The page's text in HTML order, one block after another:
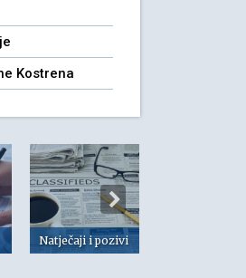
Kostrena
Natječaji i pozivi